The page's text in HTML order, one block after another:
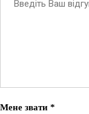
Мене звати *